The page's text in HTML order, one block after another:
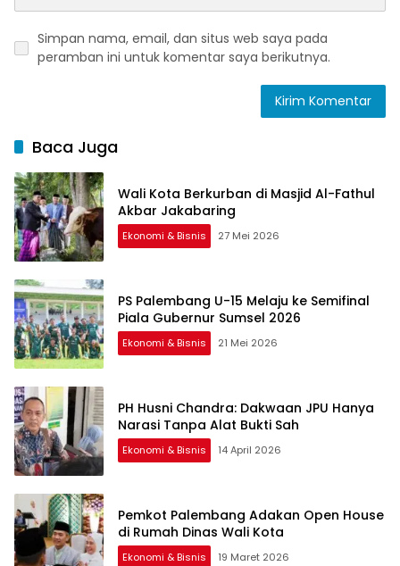
Simpan nama, email, dan situs web saya pada
peramban ini untuk komentar saya berikutnya.
Baca Juga
Wali Kota Berkurban di Masjid Al-Fathul
Akbar Jakabaring
Ekonomi & Bisnis 27 Mei 2026
PS Palembang U-15 Melaju ke Semifinal
Piala Gubernur Sumsel 2026
Ekonomi & Bisnis 21 Mei 2026
PH Husni Chandra: Dakwaan JPU Hanya
Narasi Tanpa Alat Bukti Sah
Ekonomi & Bisnis 14 April 2026
Pemkot Palembang Adakan Open House
di Rumah Dinas Wali Kota
Ekonomi & Bisnis 19 Maret 2026